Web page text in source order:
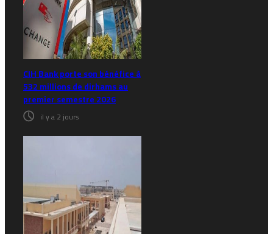
CIH Bank porte son bénéfice à
532 millions de dirhams au
premier semestre 2026
il y a 2 jours